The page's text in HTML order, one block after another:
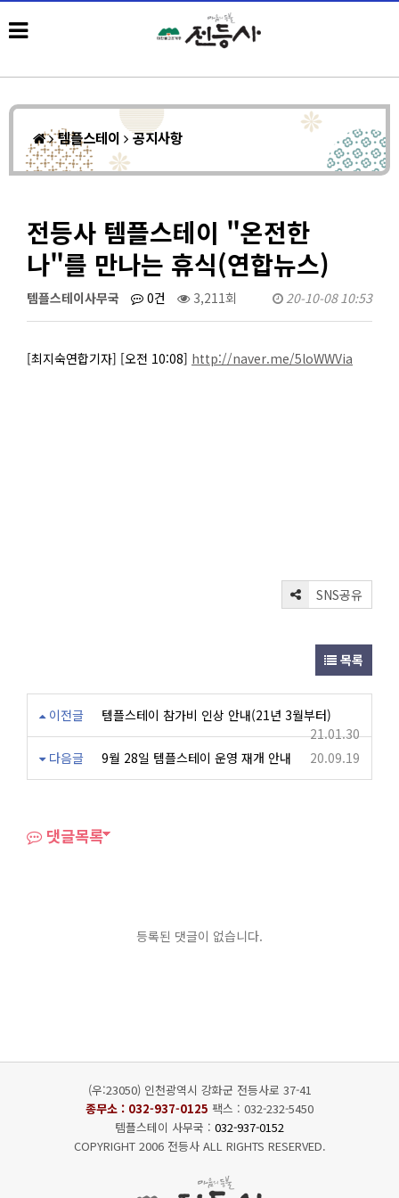
템플스테이 공지사항
전등사 템플스테이 "온전한
나"를 만나는 휴식(연합뉴스)
템플스테이사무국 0건 3,211회 20-10-08 10:53
[최지숙연합기자] [오전 10:08] http://naver.me/5loWWVia
SNS공유
목록
이전글
템플스테이 참가비 인상 안내(21년 3월부터)
21.01.30
다음글
9월 28일 템플스테이 운영 재개 안내 20.09.19
댓글목록
등록된 댓글이 없습니다.
(우:23050) 인천광역시 강화군 전등사로 37-41
종무소 : 032-937-0125 팩스 : 032-232-5450
템플스테이 사무국 : 032-937-0152
COPYRIGHT 2006 전등사 ALL RIGHTS RESERVED.